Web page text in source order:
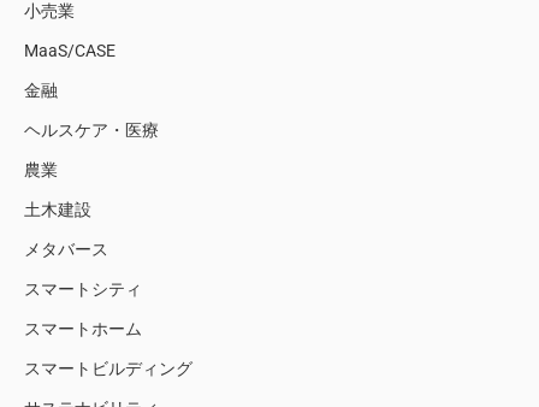
小売業
MaaS/CASE
金融
ヘルスケア・医療
農業
土木建設
メタバース
スマートシティ
スマートホーム
スマートビルディング